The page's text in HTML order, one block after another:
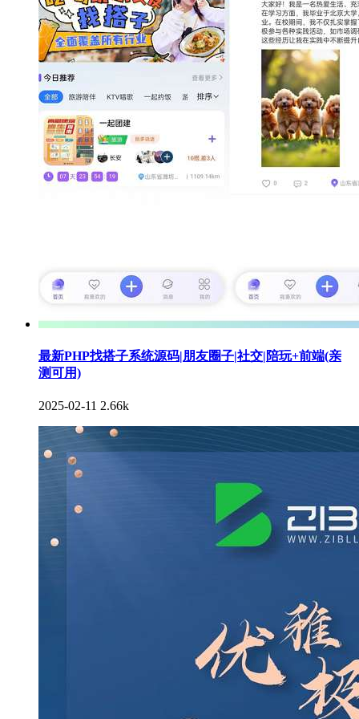
最新PHP找搭子系统源码|朋友圈子|社交|陪玩+前端(亲
测可用)
2025-02-11 2.66k